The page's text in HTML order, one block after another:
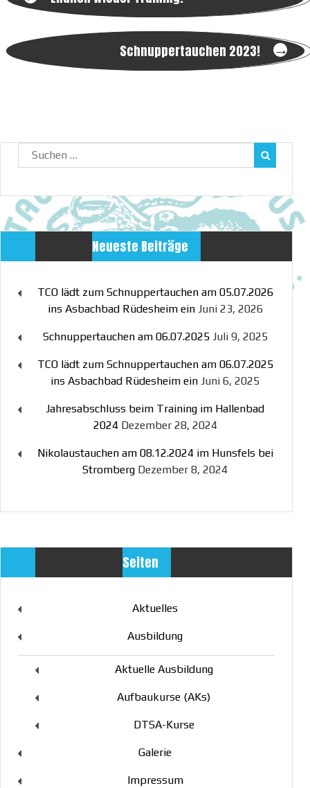
navigationSchnuppertauchen 2023! →
Suchen
nach:
Neueste Beiträge
TCO lädt zum Schnuppertauchen am 05.07.2026
ins Asbachbad Rüdesheim ein Juni 23, 2026
Schnuppertauchen am 06.07.2025 Juli 9, 2025
TCO lädt zum Schnuppertauchen am 06.07.2025
ins Asbachbad Rüdesheim ein Juni 6, 2025
Jahresabschluss beim Training im Hallenbad
2024 Dezember 28, 2024
Nikolaustauchen am 08.12.2024 im Hunsfels bei
Stromberg Dezember 8, 2024
Seiten
Aktuelles
Ausbildung
Aktuelle Ausbildung
Aufbaukurse (AKs)
DTSA-Kurse
Galerie
Impressum